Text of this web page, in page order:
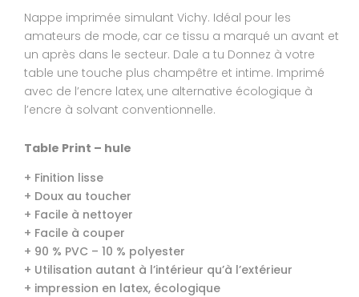
Nappe imprimée simulant Vichy. Idéal pour les
amateurs de mode, car ce tissu a marqué un avant et
un après dans le secteur. Dale a tu Donnez à votre
table une touche plus champêtre et intime. Imprimé
avec de l’encre latex, une alternative écologique à
l’encre à solvant conventionnelle.
Table Print – hule
+ Finition lisse
+ Doux au toucher
+ Facile à nettoyer
+ Facile à couper
+ 90 % PVC – 10 % polyester
+ Utilisation autant à l’intérieur qu’à l’extérieur
+ impression en latex, écologique